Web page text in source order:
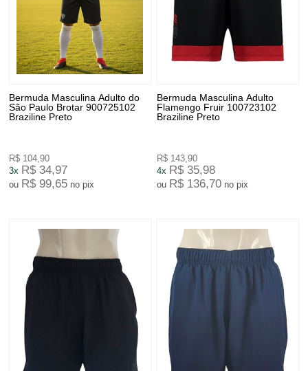
Bermuda Masculina Adulto do
São Paulo Brotar 900725102
Braziline Preto
R$ 104,90
3x R$ 34,97
ou R$ 99,65 no pix
Bermuda Masculina Adulto
Flamengo Fruir 100723102
Braziline Preto
R$ 143,90
4x R$ 35,98
ou R$ 136,70 no pix